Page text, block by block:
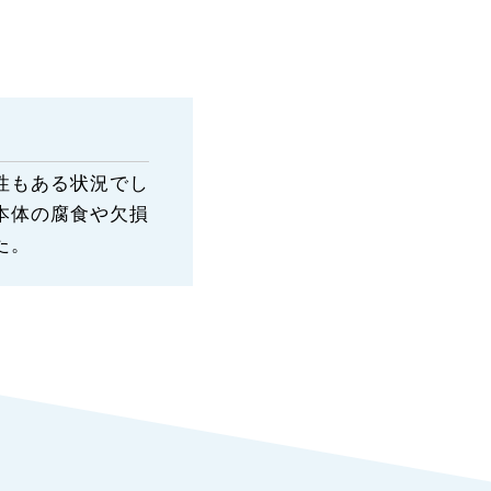
ある状況でし
体の腐食や欠損